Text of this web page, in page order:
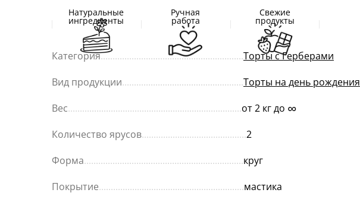
Натуральные
ингредиенты
Ручная
работа
Свежие
продукты
Категория............................................................Торты с Герберами
Вид продукции...................................................Торты на день рождения
Вес.........................................................................от 2 кг до ∞
Количество ярусов............................................2
Форма...................................................................круг
Покрытие.............................................................мастика